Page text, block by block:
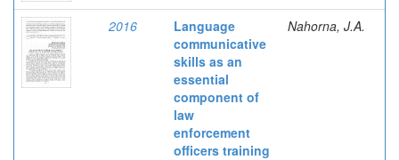
2016
Language
communicative
skills as an
essential
component of
law
enforcement
officers training
Nahorna, J.A.